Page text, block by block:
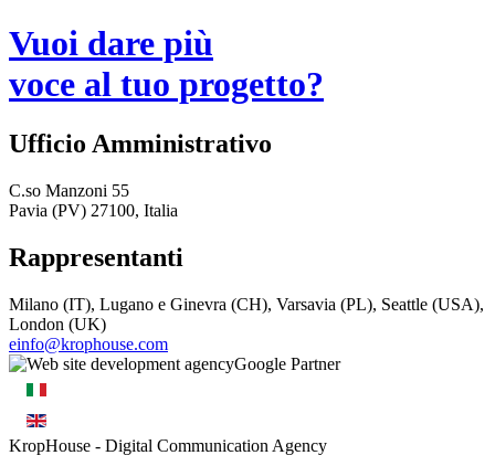
Vuoi dare più
voce al tuo progetto?
Ufficio Amministrativo
C.so Manzoni 55
Pavia (PV) 27100, Italia
Rappresentanti
Milano (IT), Lugano e Ginevra (CH), Varsavia (PL), Seattle (USA),
London (UK)
einfo@krophouse.com
KropHouse - Digital Communication Agency